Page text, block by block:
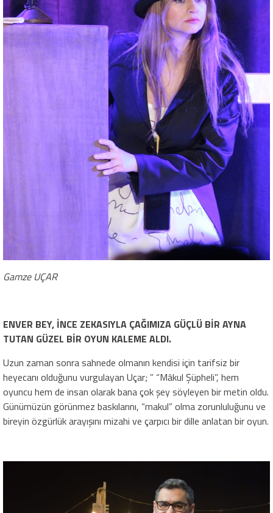
Gamze UÇAR
ENVER BEY, İNCE ZEKASIYLA ÇAĞIMIZA GÜÇLÜ BİR AYNA
TUTAN GÜZEL BİR OYUN KALEME ALDI.
Uzun zaman sonra sahnede olmanın kendisi için tarifsiz bir
heyecanı olduğunu vurgulayan Uçar; ” “Mâkul Şüpheli”, hem
oyuncu hem de insan olarak bana çok şey söyleyen bir metin oldu.
Günümüzün görünmez baskılarını, “makul” olma zorunluluğunu ve
bireyin özgürlük arayışını mizahi ve çarpıcı bir dille anlatan bir oyun.